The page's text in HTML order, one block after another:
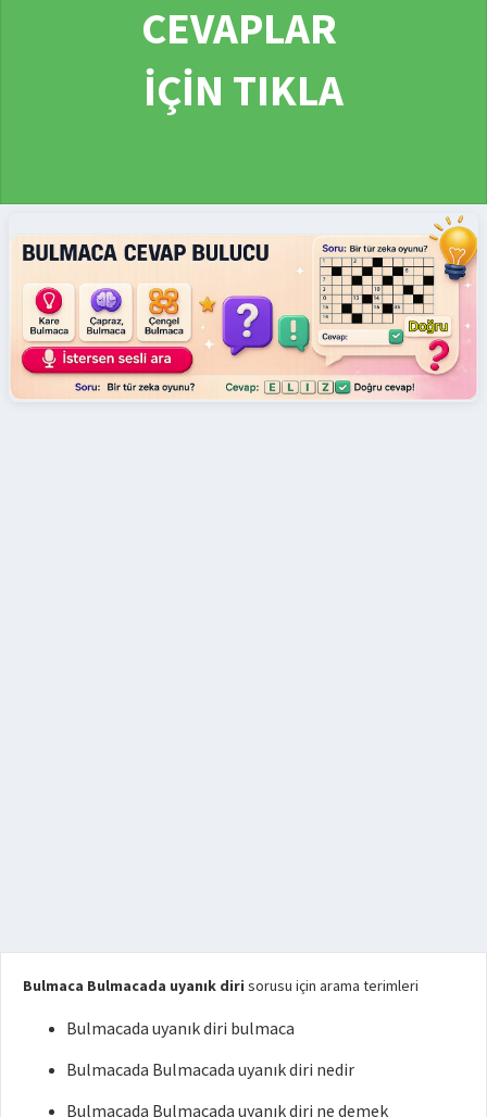
CEVAPLAR
İÇİN TIKLA
Bulmaca Bulmacada uyanık diri sorusu için arama terimleri
Bulmacada uyanık diri bulmaca
Bulmacada Bulmacada uyanık diri nedir
Bulmacada Bulmacada uyanık diri ne demek